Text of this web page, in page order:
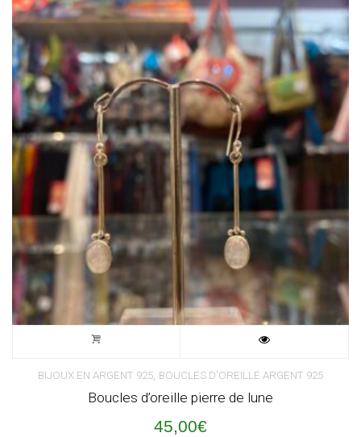
BIJOUX EN ARGENT 925, BOUCLES D'OREILLE ARGENT 925
Boucles d’oreille pierre de lune
45,00€